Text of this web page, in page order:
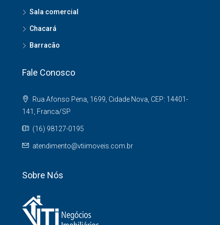
Sala comercial
Chacará
Barracão
Fale Conosco
Rua Afonso Pena, 1699, Cidade Nova, CEP: 14401-
141, Franca/SP
(16) 98127-0195
atendimento@vtiimoveis.com.br
Sobre Nós